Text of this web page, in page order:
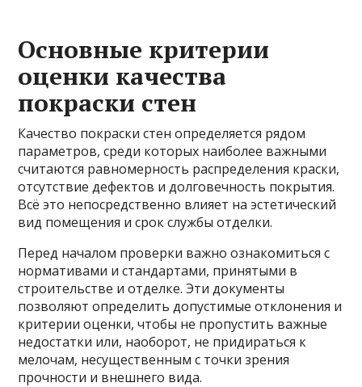
Основные критерии
оценки качества
покраски стен
Качество покраски стен определяется рядом
параметров, среди которых наиболее важными
считаются равномерность распределения краски,
отсутствие дефектов и долговечность покрытия.
Всё это непосредственно влияет на эстетический
вид помещения и срок службы отделки.
Перед началом проверки важно ознакомиться с
нормативами и стандартами, принятыми в
строительстве и отделке. Эти документы
позволяют определить допустимые отклонения и
критерии оценки, чтобы не пропустить важные
недостатки или, наоборот, не придираться к
мелочам, несущественным с точки зрения
прочности и внешнего вида.